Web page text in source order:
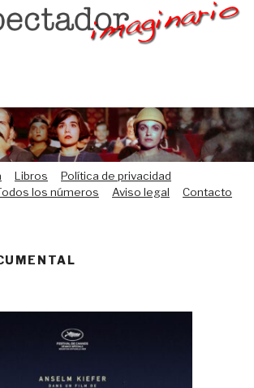
Libros
Política de privacidad
los números Aviso legal Contacto